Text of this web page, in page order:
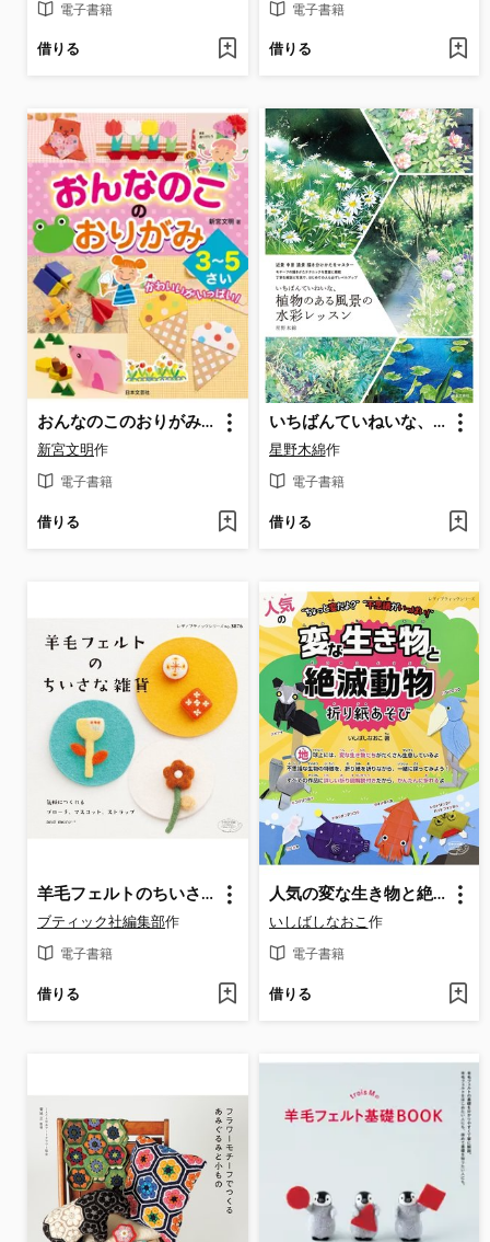
電子書籍
借りる
電子書籍
借りる
おんなのこのおりがみ ３～５さい
新宮文明作
電子書籍
借りる
いちばんていねいな、植物のある風景の水彩レッスン
星野木綿作
電子書籍
借りる
羊毛フェルトのちいさな雑貨
ブティック社編集部作
電子書籍
借りる
人気の変な生き物と絶滅動物折り紙あそび
いしばしなおこ作
電子書籍
借りる